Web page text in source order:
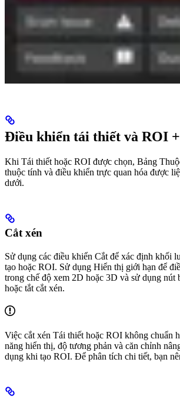
Điều khiển tái thiết và ROI
Khi Tái thiết hoặc ROI được chọn, Bảng
thuộc tính và điều khiển trực quan hóa được
dưới.
Cắt xén
Sử dụng các điều khiển Cắt để xác định khối
tạo hoặc ROI. Sử dụng Hiển thị giới hạn để
trong chế độ xem 2D hoặc 3D và sử dụng nút
hoặc tắt cắt xén.
Việc cắt xén Tái thiết hoặc ROI không chuẩn
năng hiển thị, độ tương phản và căn chỉnh
dụng khi tạo ROI. Để phân tích chi tiết, bạn